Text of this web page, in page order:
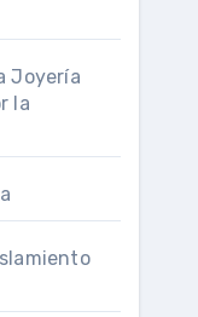
Joyería
la